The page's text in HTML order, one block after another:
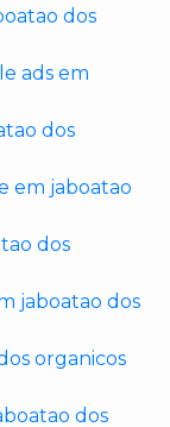
dos
ads em
dos
em jaboatao
dos
jaboatao dos
organicos
dos